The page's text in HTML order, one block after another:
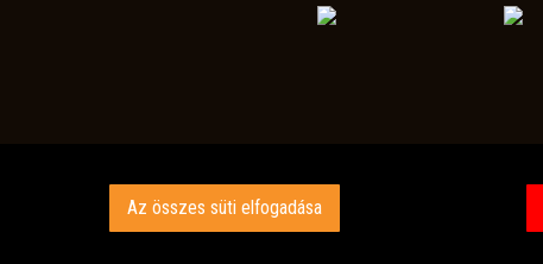
Az összes süti elfogadása